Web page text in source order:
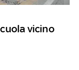
vicino